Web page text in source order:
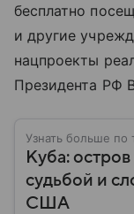
бесплатно
и другие
нацпроекты
Президента РФ
Узнать больше по
Куба:
судьбой и
США